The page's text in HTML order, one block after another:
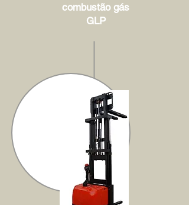
combustão gás
GLP